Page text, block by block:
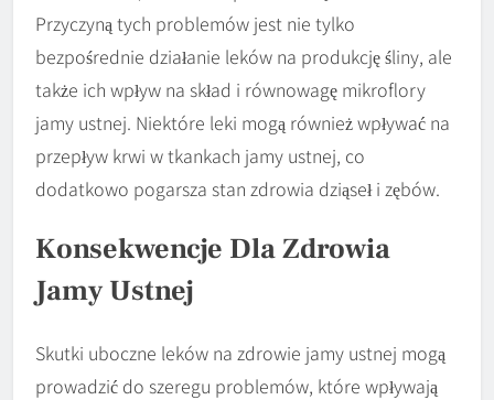
Przyczyną tych problemów jest nie tylko
bezpośrednie działanie leków na produkcję śliny, ale
także ich wpływ na skład i równowagę mikroflory
jamy ustnej. Niektóre leki mogą również wpływać na
przepływ krwi w tkankach jamy ustnej, co
dodatkowo pogarsza stan zdrowia dziąseł i zębów.
Konsekwencje Dla Zdrowia
Jamy Ustnej
Skutki uboczne leków na zdrowie jamy ustnej mogą
prowadzić do szeregu problemów, które wpływają